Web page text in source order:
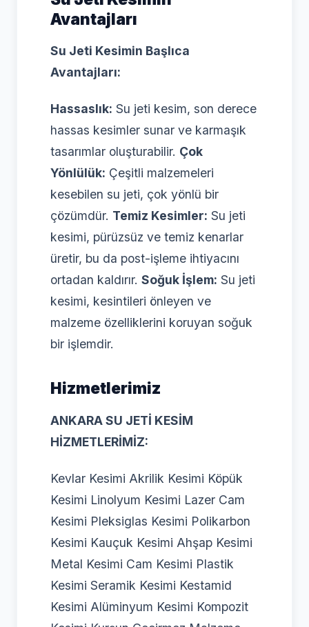
Avantajları
Su Jeti Kesimin Başlıca
Avantajları:
Hassaslık: Su jeti kesim, son derece
hassas kesimler sunar ve karmaşık
tasarımlar oluşturabilir. Çok
Yönlülük: Çeşitli malzemeleri
kesebilen su jeti, çok yönlü bir
çözümdür. Temiz Kesimler: Su jeti
kesimi, pürüzsüz ve temiz kenarlar
üretir, bu da post-işleme ihtiyacını
ortadan kaldırır. Soğuk İşlem: Su jeti
kesimi, kesintileri önleyen ve
malzeme özelliklerini koruyan soğuk
bir işlemdir.
Hizmetlerimiz
ANKARA SU JETİ KESİM
HİZMETLERİMİZ:
Kevlar Kesimi Akrilik Kesimi Köpük
Kesimi Linolyum Kesimi Lazer Cam
Kesimi Pleksiglas Kesimi Polikarbon
Kesimi Kauçuk Kesimi Ahşap Kesimi
Metal Kesimi Cam Kesimi Plastik
Kesimi Seramik Kesimi Kestamid
Kesimi Alüminyum Kesimi Kompozit